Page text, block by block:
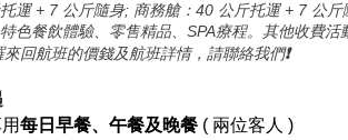
運 + 7 公斤隨身; 商務艙：40 公斤托運 + 7 公斤
色餐飲體驗、零售精品、SPA療程。其他收費活
回航班的價錢及航班詳情，請聯絡我們❗
每日早餐、午餐及晚餐 ( 兩位客人 )